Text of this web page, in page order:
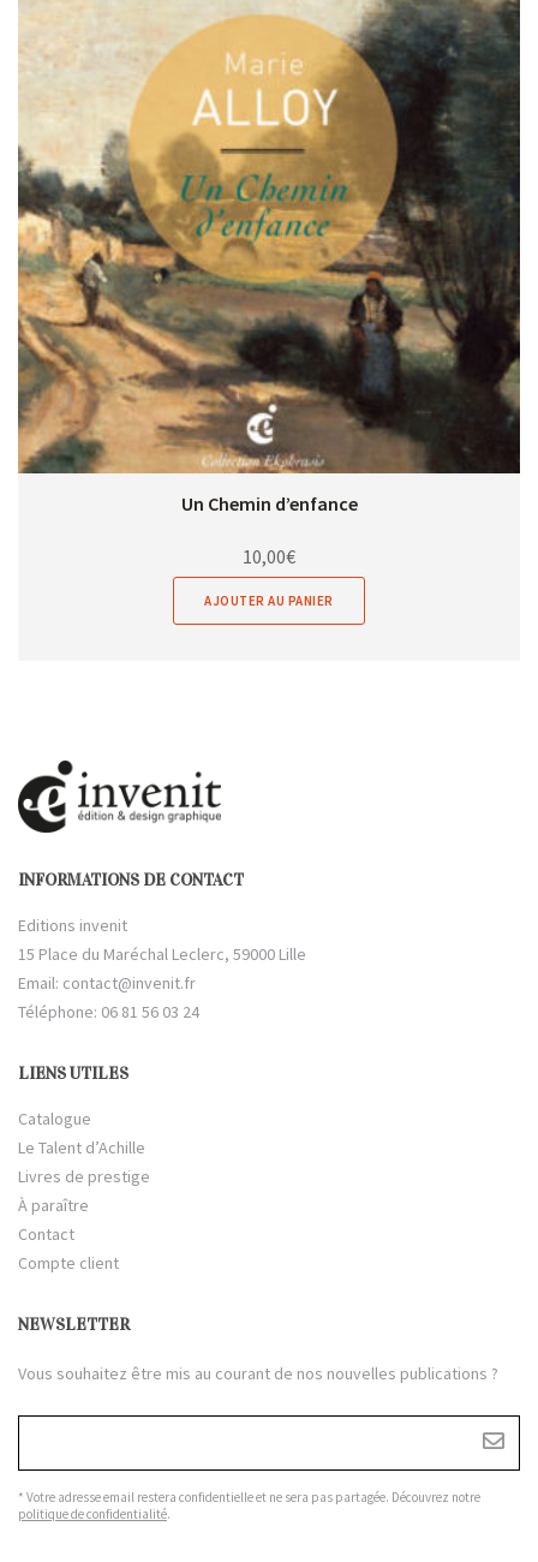
Un Chemin d’enfance
10,00€
AJOUTER AU PANIER
INFORMATIONS DE CONTACT
Editions invenit
15 Place du Maréchal Leclerc, 59000 Lille
Email: contact@invenit.fr
Téléphone: 06 81 56 03 24
LIENS UTILES
Catalogue
Le Talent d’Achille
Livres de prestige
À paraître
Contact
Compte client
NEWSLETTER
Vous souhaitez être mis au courant de nos nouvelles publications ?
* Votre adresse email restera confidentielle et ne sera pas partagée. Découvrez notre
politique de confidentialité.